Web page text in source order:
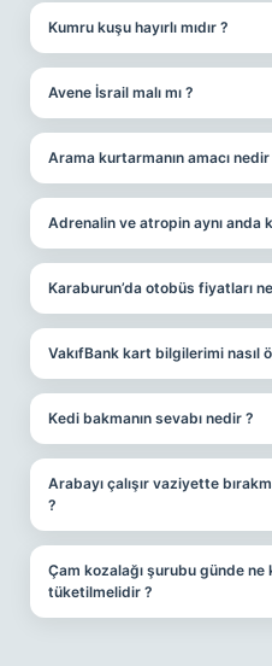
Kumru kuşu hayırlı mıdır ?
Avene İsrail malı mı ?
Arama kurtarmanın amacı nedir
Adrenalin ve atropin aynı anda
Karaburun’da otobüs fiyatları
VakıfBank kart bilgilerimi nasıl
Kedi bakmanın sevabı nedir ?
Arabayı çalışır vaziyette
?
Çam kozalağı şurubu günde ne
tüketilmelidir ?